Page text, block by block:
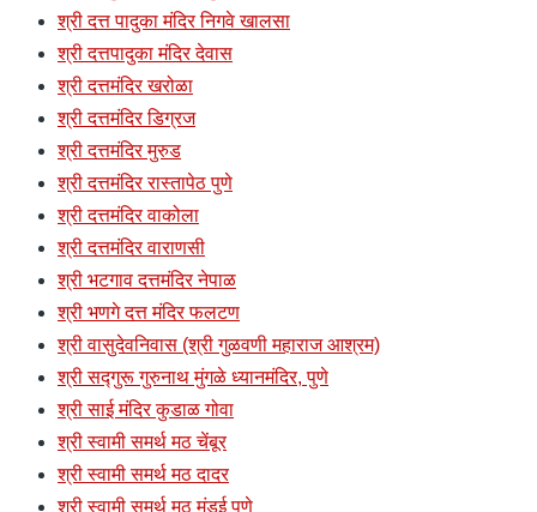
श्री दत्त पादुका मंदिर निगवे खालसा
श्री दत्तपादुका मंदिर देवास
श्री दत्तमंदिर खरोळा
श्री दत्तमंदिर डिग्रज
श्री दत्तमंदिर मुरुड
श्री दत्तमंदिर रास्तापेठ पुणे
श्री दत्तमंदिर वाकोला
श्री दत्तमंदिर वाराणसी
श्री भटगाव दत्तमंदिर नेपाळ
श्री भणगे दत्त मंदिर फलटण
श्री वासुदेवनिवास (श्री गुळवणी महाराज आश्रम)
श्री सद्गुरू गुरुनाथ मुंगळे ध्यानमंदिर, पुणे
श्री साई मंदिर कुडाळ गोवा
श्री स्वामी समर्थ मठ चेंबूर
श्री स्वामी समर्थ मठ दादर
श्री स्वामी समर्थ मठ मंडई पुणे